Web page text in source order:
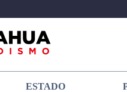
ESTADO